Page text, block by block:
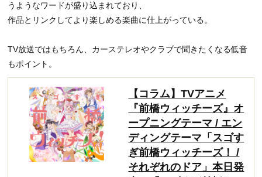
うようなワードが盛り込まれており、
作品とリンクしてより楽しめる楽曲に仕上がっている。
TV放送ではもちろん、カーステレオやクラブで聞きたくなる低音
もポイント。
【コラム】TVアニメ
『前橋ウィッチーズ』オ
ープニングテーマ / エン
ディングテーマ「スゴす
ぎ前橋ウィッチーズ！ /
それぞれのドア」本日発